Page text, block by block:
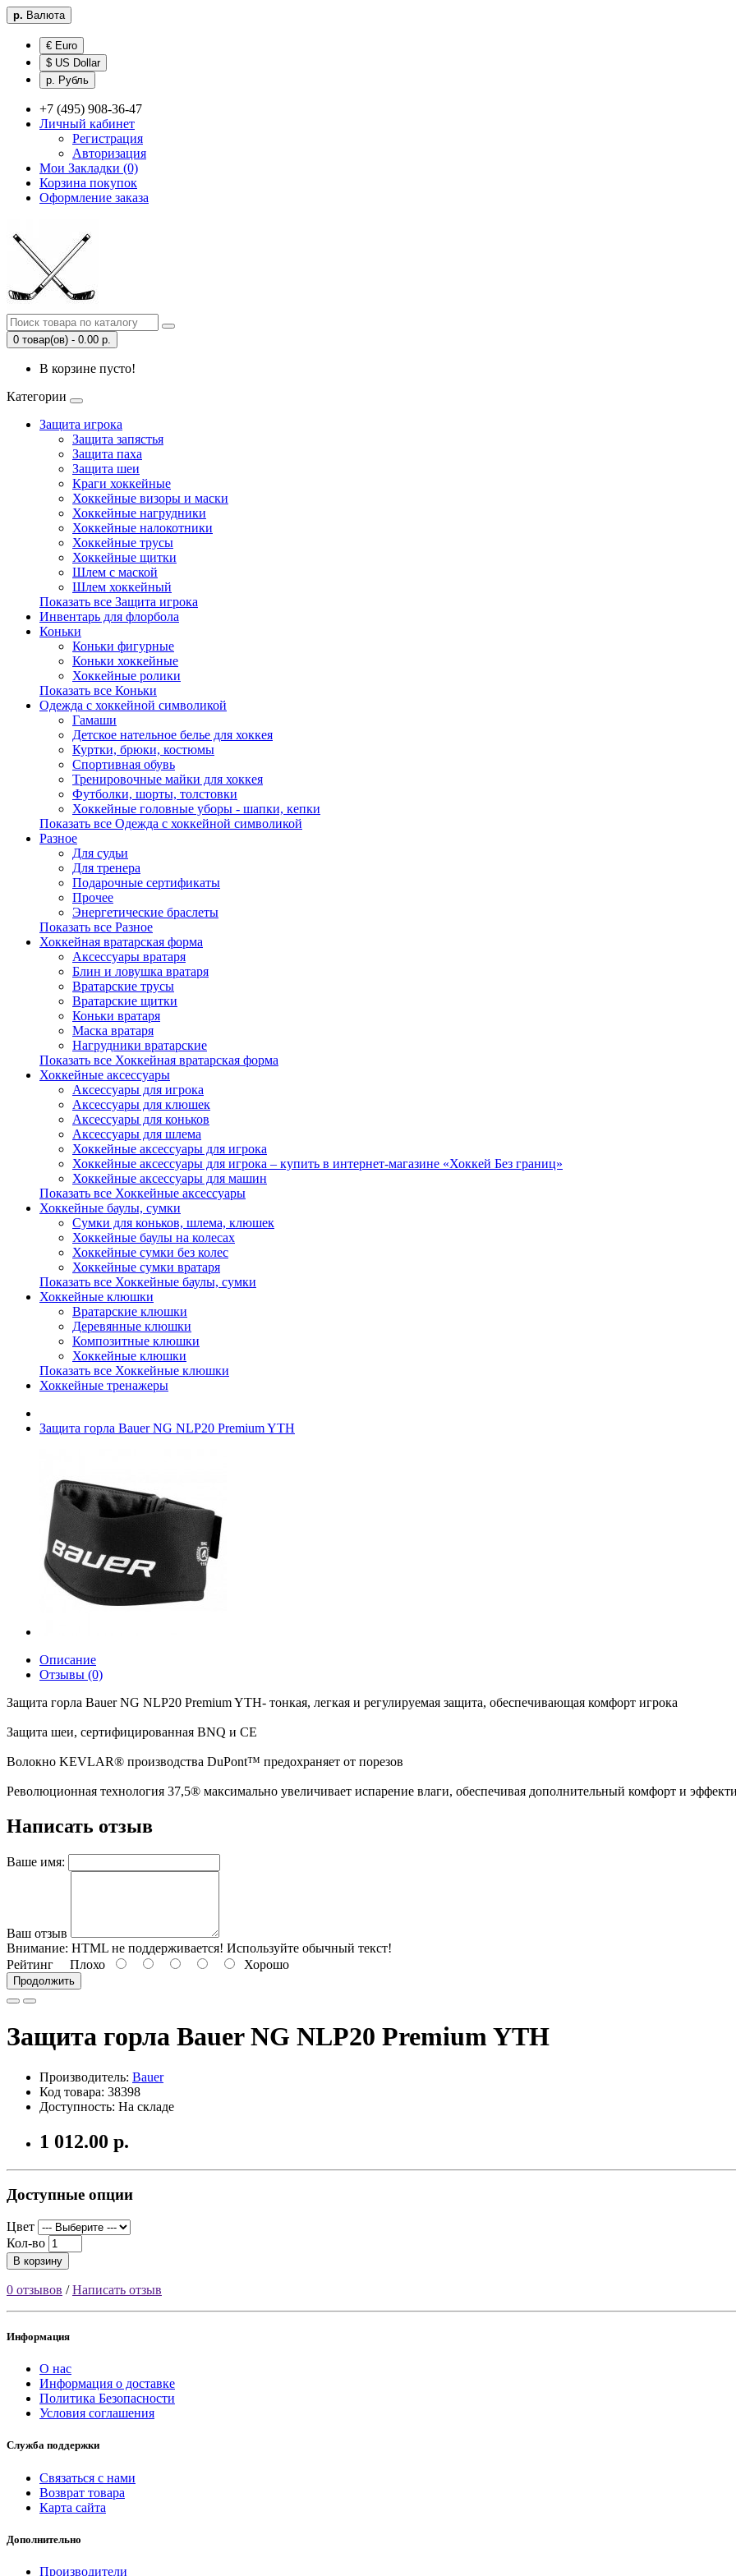
р. Валюта
€ Euro
$ US Dollar
р. Рубль
+7 (495) 908-36-47
Личный кабинет
Регистрация
Авторизация
Мои Закладки (0)
Корзина покупок
Оформление заказа
0 товар(ов) - 0.00 р.
В корзине пусто!
Категории
Защита игрока
Защита запястья
Защита паха
Защита шеи
Краги хоккейные
Хоккейные визоры и маски
Хоккейные нагрудники
Хоккейные налокотники
Хоккейные трусы
Хоккейные щитки
Шлем с маской
Шлем хоккейный
Показать все Защита игрока
Инвентарь для флорбола
Коньки
Коньки фигурные
Коньки хоккейные
Хоккейные ролики
Показать все Коньки
Одежда с хоккейной символикой
Гамаши
Детское нательное белье для хоккея
Куртки, брюки, костюмы
Спортивная обувь
Тренировочные майки для хоккея
Футболки, шорты, толстовки
Хоккейные головные уборы - шапки, кепки
Показать все Одежда с хоккейной символикой
Разное
Для судьи
Для тренера
Подарочные сертификаты
Прочее
Энергетические браслеты
Показать все Разное
Хоккейная вратарская форма
Аксессуары вратаря
Блин и ловушка вратаря
Вратарские трусы
Вратарские щитки
Коньки вратаря
Маска вратаря
Нагрудники вратарские
Показать все Хоккейная вратарская форма
Хоккейные аксессуары
Аксессуары для игрока
Аксессуары для клюшек
Аксессуары для коньков
Аксессуары для шлема
Хоккейные аксессуары для игрока
Хоккейные аксессуары для игрока – купить в интернет-магазине «Хоккей Без границ»
Хоккейные аксессуары для машин
Показать все Хоккейные аксессуары
Хоккейные баулы, сумки
Сумки для коньков, шлема, клюшек
Хоккейные баулы на колесах
Хоккейные сумки без колес
Хоккейные сумки вратаря
Показать все Хоккейные баулы, сумки
Хоккейные клюшки
Вратарские клюшки
Деревянные клюшки
Композитные клюшки
Хоккейные клюшки
Показать все Хоккейные клюшки
Хоккейные тренажеры
Защита горла Bauer NG NLP20 Premium YTH
Описание
Отзывы (0)
Защита горла Bauer NG NLP20 Premium YTH- тонкая, легкая и регулируемая защита, обеспечивающая комфорт игрока
Защита шеи, сертифицированная BNQ и CE
Волокно KEVLAR® производства DuPont™ предохраняет от порезов
Революционная технология 37,5® максимально увеличивает испарение влаги, обеспечивая дополнительный комфорт и
Написать отзыв
Ваше имя:
Ваш отзыв
Внимание: HTML не поддерживается! Используйте обычный текст!
Рейтинг Плохо Хорошо
Продолжить
Защита горла Bauer NG NLP20 Premium YTH
Производитель: Bauer
Код товара: 38398
Доступность: На складе
1 012.00 р.
Доступные опции
Цвет
Кол-во
В корзину
0 отзывов /Написать отзыв
Информация
О нас
Информация о доставке
Политика Безопасности
Условия соглашения
Служба поддержки
Связаться с нами
Возврат товара
Карта сайта
Дополнительно
Производители